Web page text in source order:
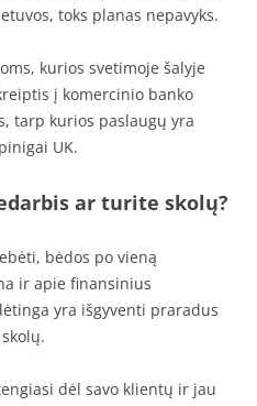
toks planas nepavyks.
kurios svetimoje šalyje
į komercinio banko
tarp kurios paslaugų yra
UK.
ar turite skolų?
bėdos po vieną
ir apie finansinius
yra išgyventi praradus
dėl savo klientų ir jau